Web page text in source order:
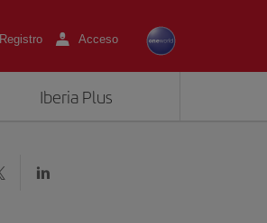
Registro Acceso
Iberia Plus